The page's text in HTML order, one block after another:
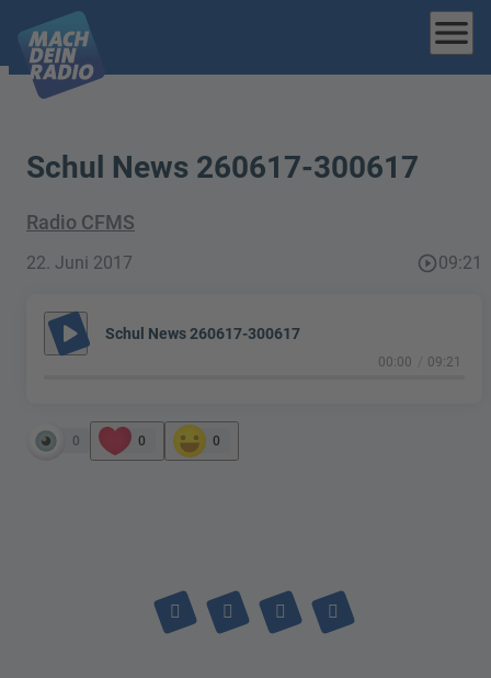
menu
Schul News 260617-300617
Radio CFMS
22. Juni 2017 play_circle_outline09:21
play_arrow Schul News 260617-300617
00:00 09:21
0 0 0